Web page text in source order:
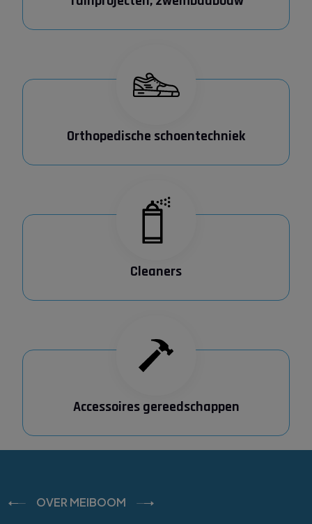
Orthopedische schoentechniek
Cleaners
Accessoires gereedschappen
OVER MEIBOOM